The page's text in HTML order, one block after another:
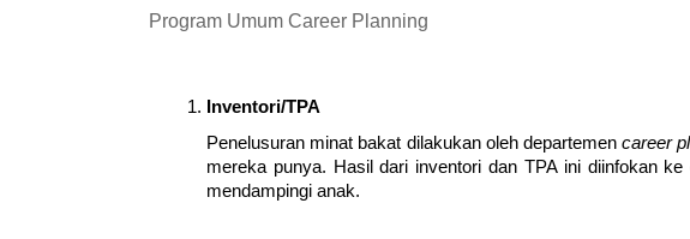
Program Umum Career Planning
Inventori/TPA
Penelusuran minat bakat dilakukan oleh departemen career
mereka punya. Hasil dari inventori dan TPA ini diinfokan
mendampingi anak.